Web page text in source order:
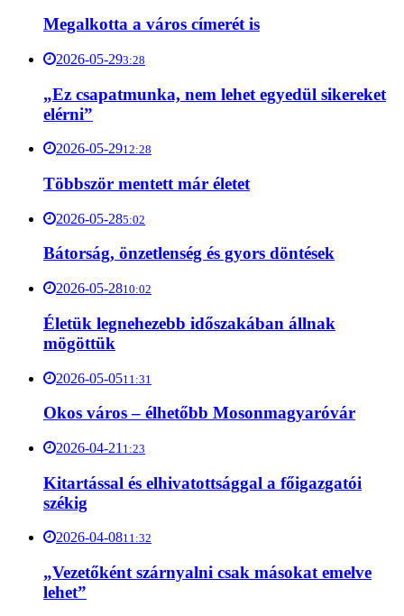
Megalkotta a város címerét is
2026-05-293:28
„Ez csapatmunka, nem lehet egyedül sikereket
elérni”
2026-05-2912:28
Többször mentett már életet
2026-05-285:02
Bátorság, önzetlenség és gyors döntések
2026-05-2810:02
Életük legnehezebb időszakában állnak
mögöttük
2026-05-0511:31
Okos város – élhetőbb Mosonmagyaróvár
2026-04-21 1:23
Kitartással és elhivatottsággal a főigazgatói
székig
2026-04-0811:32
„Vezetőként szárnyalni csak másokat emelve
lehet”